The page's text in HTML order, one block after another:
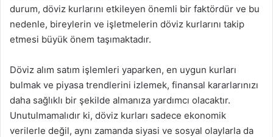
durum, döviz kurlarını etkileyen önemli bir faktördür ve bu
nedenle, bireylerin ve işletmelerin döviz kurlarını takip
etmesi büyük önem taşımaktadır.
Döviz alım satım işlemleri yaparken, en uygun kurları
bulmak ve piyasa trendlerini izlemek, finansal kararlarınızı
daha sağlıklı bir şekilde almanıza yardımcı olacaktır.
Unutulmamalıdır ki, döviz kurları sadece ekonomik
verilerle değil, aynı zamanda siyasi ve sosyal olaylarla da